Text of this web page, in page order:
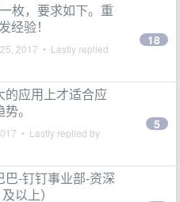
枚，要求如下。重
经验！
2017 • Lastly replied
18
的应用上才适合应
。
• Lastly replied by
5
-钉钉事业部-资深
以上）